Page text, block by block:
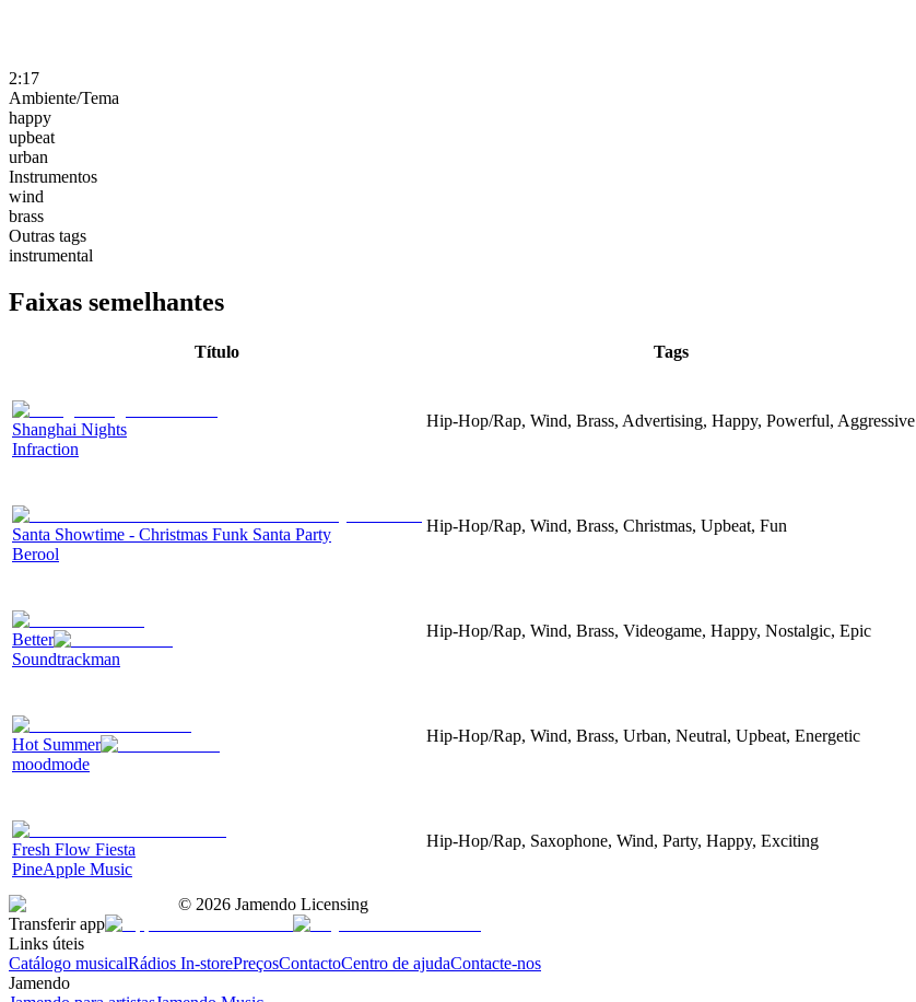
2:17
Ambiente/Tema
happy
upbeat
urban
Instrumentos
wind
brass
Outras tags
instrumental
Faixas semelhantes
Título Tags
Shanghai Nights
Infraction
Hip-Hop/Rap, Wind, Brass, Advertising, Happy, Powerful, Aggressive
Santa Showtime - Christmas Funk Santa Party
Berool
Hip-Hop/Rap, Wind, Brass, Christmas, Upbeat, Fun
Better
Soundtrackman
Hip-Hop/Rap, Wind, Brass, Videogame, Happy, Nostalgic, Epic
Hot Summer
moodmode
Hip-Hop/Rap, Wind, Brass, Urban, Neutral, Upbeat, Energetic
Fresh Flow Fiesta
PineApple Music
Hip-Hop/Rap, Saxophone, Wind, Party, Happy, Exciting
© 2026 Jamendo Licensing
Transferir app
Links úteis
Catálogo musicalRádios In-storePreçosContactoCentro de ajudaContacte-nos
Jamendo